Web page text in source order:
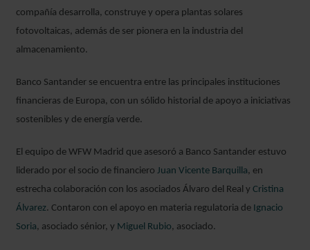
compañía desarrolla, construye y opera plantas solares
fotovoltaicas, además de ser pionera en la industria del
almacenamiento.
Banco Santander se encuentra entre las principales instituciones
financieras de Europa, con un sólido historial de apoyo a iniciativas
sostenibles y de energía verde.
El equipo de WFW Madrid que asesoró a Banco Santander estuvo
liderado por el socio de financiero Juan Vicente Barquilla, en
estrecha colaboración con los asociados Álvaro del Real y Cristina
Álvarez. Contaron con el apoyo en materia regulatoria de Ignacio
Soria, asociado sénior, y Miguel Rubio, asociado.